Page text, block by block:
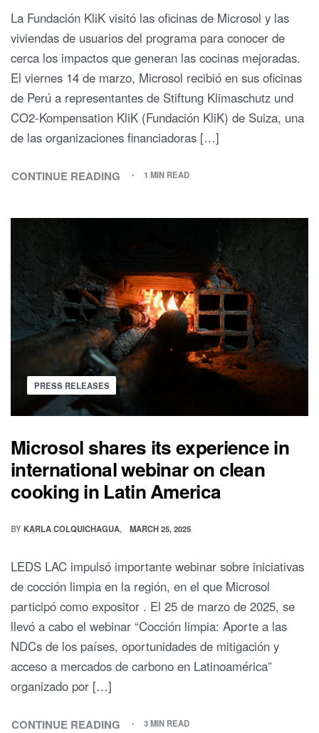
La Fundación KliK visitó las oficinas de Microsol y las
viviendas de usuarios del programa para conocer de
cerca los impactos que generan las cocinas mejoradas.
El viernes 14 de marzo, Microsol recibió en sus oficinas
de Perú a representantes de Stiftung Klimaschutz und
CO2-Kompensation KliK (Fundación KliK) de Suiza, una
de las organizaciones financiadoras […]
CONTINUE READING 1 MIN READ
PRESS RELEASES
Microsol shares its experience in
international webinar on clean
cooking in Latin America
BY KARLA COLQUICHAGUA MARCH 25, 2025
LEDS LAC impulsó importante webinar sobre iniciativas
de cocción limpia en la región, en el que Microsol
participó como expositor . El 25 de marzo de 2025, se
llevó a cabo el webinar “Cocción limpia: Aporte a las
NDCs de los países, oportunidades de mitigación y
acceso a mercados de carbono en Latinoamérica”
organizado por […]
CONTINUE READING 3 MIN READ